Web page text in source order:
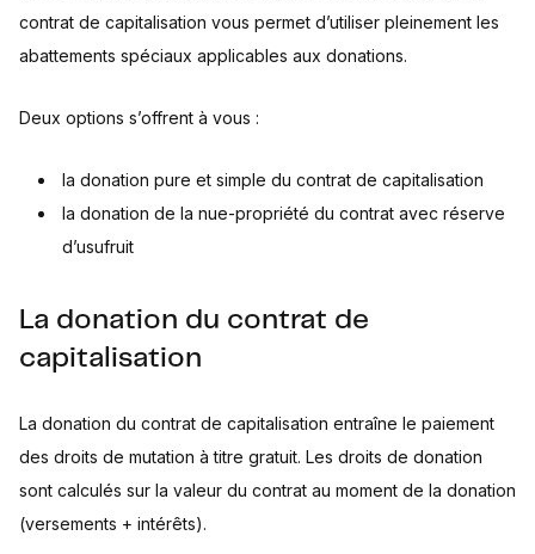
contrat de capitalisation vous permet d’utiliser pleinement les
abattements spéciaux applicables aux donations.
Deux options s’offrent à vous :
la donation pure et simple du contrat de capitalisation
la donation de la nue-propriété du contrat avec réserve
d’usufruit
La donation du contrat de
capitalisation
La donation du contrat de capitalisation entraîne le paiement
des droits de mutation à titre gratuit. Les droits de donation
sont calculés sur la valeur du contrat au moment de la donation
(versements + intérêts).